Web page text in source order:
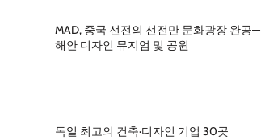
MAD, 중국 선전의 선전만 문화광장 완공—
해안 디자인 뮤지엄 및 공원
독일 최고의 건축·디자인 기업 30곳